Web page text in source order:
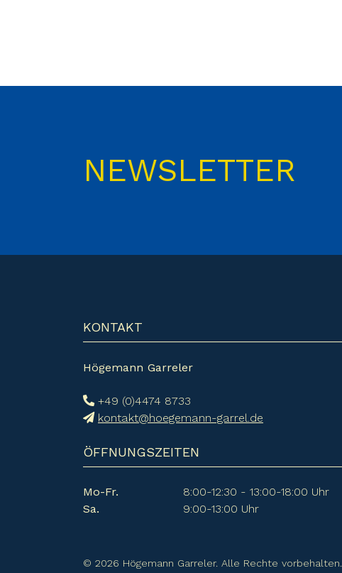
NEWSLETTER
KONTAKT
Högemann Garreler
+49 (0)4474 8733
kontakt@hoegemann-garrel.de
ÖFFNUNGSZEITEN
Mo-Fr.
8:00-12:30 - 13:00-18:00 Uhr
Sa.
9:00-13:00 Uhr
© 2026 Högemann Garreler. Alle Rechte vorbehalten.